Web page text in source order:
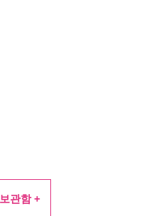
보관함 +